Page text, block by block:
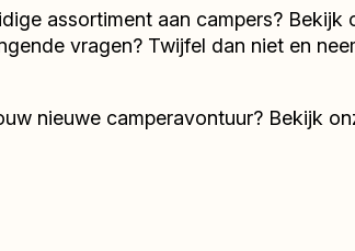
assortiment aan campers? Bekijk
vragen? Twijfel dan niet en
nieuwe camperavontuur? Bekijk